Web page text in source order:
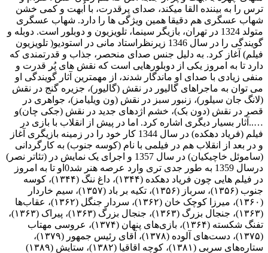
را به بیننده القا میکند، صدای پرقدرت، با اُبهت و کمی خشن
عسگری هم دقیقا همین ویژگی ها را دارد. شهاب عسگری
متولد 1324 در تهران، بازیگر سینما، تلویزیون و دوبلور است. دوبله و
گویندگی را در سال 1346 زیرنظراستاد مانی در استودیو( تلویزیون
آغاز کرد. به دلیل جنس صدای منحصر، جذاب و قدرتمندی که
تا به امروز یکی از دوبلورهایی است که نقش های پُر قدرت و
زیادی با صدای او ماندگار شدند، از مهمترین آثار گویندگی او
به ماجراهای گالیور در نقش (گالیور)، جزیره گنج در نقش
جان سیلور)، زنبور سبز در نقش (ون ویلیامز)، جواهری در
در نقش (دون بک)، خشم اژدهای جدید در نقش (جکی چان)و
بسیار دیگری اشاره کرد. اما در پیش از انقلاب با بازی در
فیلم (فریاد دهکده) در سال 1344 کار خود را در زمینه بازیگری آغاز
بعد از انقلاب هم در فیلمی با نام (کوسه جنوب) به کارگردانی
(ساموئل خاچیکیان) در سال 1357 و اجرای یک نمایش در (تئاتر نصر)
درسال 1359 به طور جدی تری وارد عرصه هنر شد0او تا به امروز
در فیلم هایی چون فریاد دهکده (۱۳۴۴)، داغ ننگ (۱۳۴۴)، کوسه
جنوب (۱۳۵۶)، سرباز (۱۳۵۶)، تکیه بر باد (۱۳۵۷)، سیم خاردار
(۱۳۶۰)، میرزا کوچک خان (۱۳۶۲)، سردار جنگل (۱۳۶۲)، عقاب‌ها
(۱۳۶۳)، جنجال بزرگ (۱۳۶۳)، جنجال بزرگ (۱۳۶۳)، پیراک (۱۳۶۳)،
تفنگ شکسته (۱۳۶۴)، بازی‌های پنهان (۱۳۷۴)، عروسی مهتاب
(۱۳۷۵)، دست‌های آلوده (۱۳۷۸)، آقای رئیس جمهور (۱۳۷۹)،
ستاره‌های سربی (۱۳۸۱)، کوچه اقاقیا (۱۳۸۲)، ستایش (۱۳۸۹)